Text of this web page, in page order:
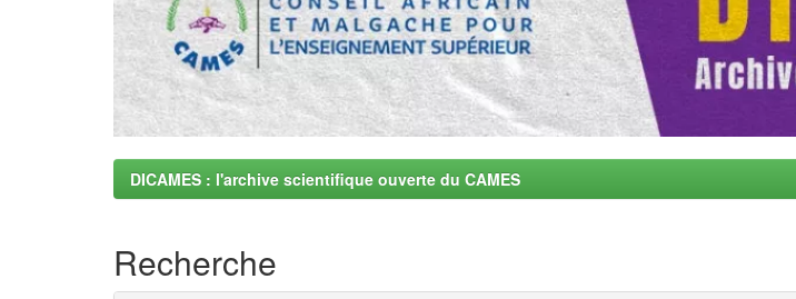
DICAMES : l'archive scientifique ouverte du CAMES
Recherche